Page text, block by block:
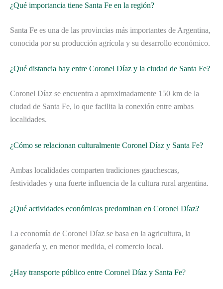
¿Qué importancia tiene Santa Fe en la región?
Santa Fe es una de las provincias más importantes de Argentina,
conocida por su producción agrícola y su desarrollo económico.
¿Qué distancia hay entre Coronel Díaz y la ciudad de Santa Fe?
Coronel Díaz se encuentra a aproximadamente 150 km de la
ciudad de Santa Fe, lo que facilita la conexión entre ambas
localidades.
¿Cómo se relacionan culturalmente Coronel Díaz y Santa Fe?
Ambas localidades comparten tradiciones gauchescas,
festividades y una fuerte influencia de la cultura rural argentina.
¿Qué actividades económicas predominan en Coronel Díaz?
La economía de Coronel Díaz se basa en la agricultura, la
ganadería y, en menor medida, el comercio local.
¿Hay transporte público entre Coronel Díaz y Santa Fe?